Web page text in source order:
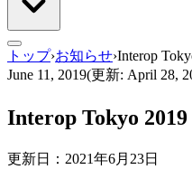
トップ›お知らせ›Interop
June 11, 2019(更新: April 28,
Interop Tokyo
更新日：2021年6月23日